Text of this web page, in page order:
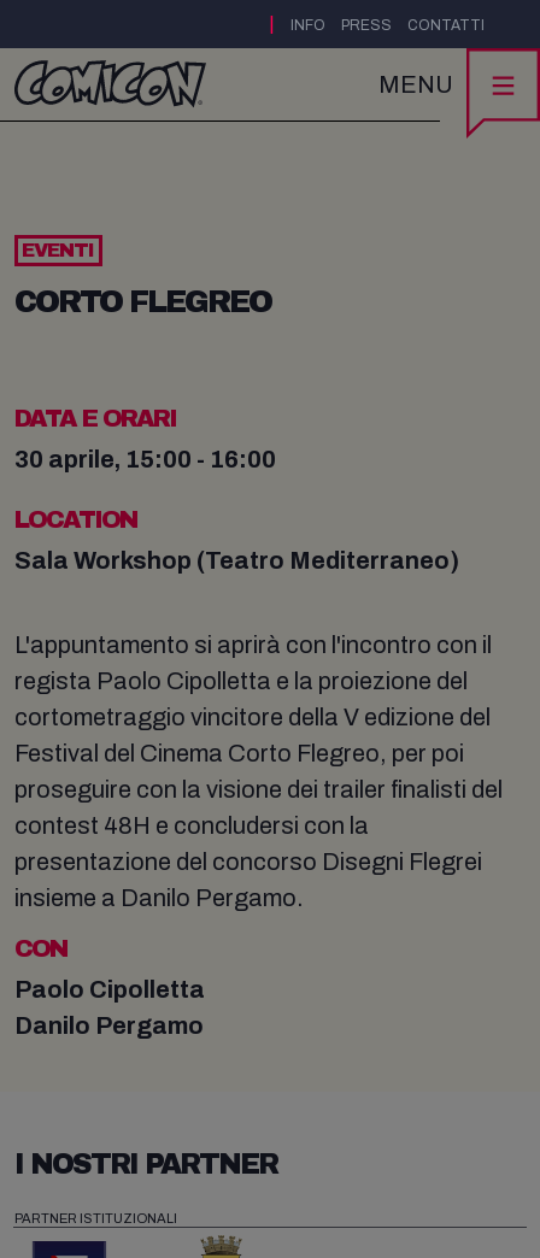
INFO PRESS CONTATTI
MENU
EVENTI
CORTO FLEGREO
DATA E ORARI
30 aprile, 15:00 - 16:00
LOCATION
Sala Workshop (Teatro Mediterraneo)
L'appuntamento si aprirà con l'incontro con il
regista Paolo Cipolletta e la proiezione del
cortometraggio vincitore della V edizione del
Festival del Cinema Corto Flegreo, per poi
proseguire con la visione dei trailer finalisti del
contest 48H e concludersi con la
presentazione del concorso Disegni Flegrei
insieme a Danilo Pergamo.
CON
Paolo Cipolletta
Danilo Pergamo
I NOSTRI PARTNER
PARTNER ISTITUZIONALI